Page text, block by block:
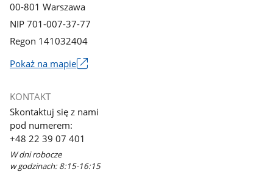
00-801 Warszawa
NIP 701-007-37-77
Regon 141032404
Pokaż na mapie
się
w
nowym
oknie
KONTAKT
Skontaktuj się z nami
pod numerem:
+48 22 39 07 401
W dni robocze
w godzinach: 8:15-16:15